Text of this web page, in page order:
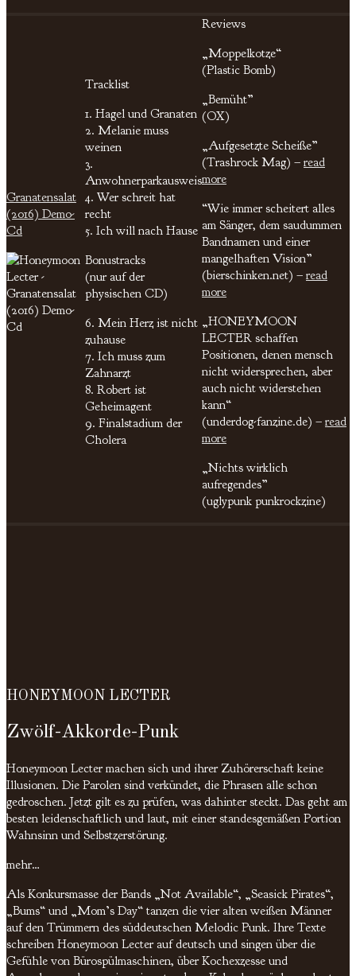
Granatensalat
(2016) Demo-
Cd
Tracklist
1. Hagel und Granaten
2. Melanie muss
weinen
3.
Anwohnerparkausweis
4. Wer schreit hat
recht
5. Ich will nach Hause
Bonustracks
(nur auf der
physischen CD)
6. Mein Herz ist nicht
zuhause
7. Ich muss zum
Zahnarzt
8. Robert ist
Geheimagent
9. Finalstadium der
Cholera
Reviews
„Moppelkotze“
(Plastic Bomb)
„Bemüht”
(OX)
„Aufgesetzte Scheiße”
(Trashrock Mag) – read
more
“Wie immer scheitert alles
am Sänger, dem saudummen
Bandnamen und einer
mangelhaften Vision”
(bierschinken.net) – read
more
„HONEYMOON
LECTER schaffen
Positionen, denen mensch
nicht widersprechen, aber
auch nicht widerstehen
kann“
(underdog-fanzine.de) – read
more
„Nichts wirklich
aufregendes”
(uglypunk punkrockzine)
HONEYMOON LECTER
Zwölf-Akkorde-Punk
Honeymoon Lecter machen sich und ihrer Zuhörerschaft keine
Illusionen. Die Parolen sind verkündet, die Phrasen alle schon
gedroschen. Jetzt gilt es zu prüfen, was dahinter steckt. Das geht am
besten leidenschaftlich und laut, mit einer standesgemäßen Portion
Wahnsinn und Selbstzerstörung.
mehr…
Als Konkursmasse der Bands „Not Available“, „Seasick Pirates“,
„Bums“ und „Mom’s Day“ tanzen die vier alten weißen Männer
auf den Trümmern des süddeutschen Melodic Punk. Ihre Texte
schreiben Honeymoon Lecter auf deutsch und singen über die
Gefühle von Bürospülmaschinen, über Kochexzesse und